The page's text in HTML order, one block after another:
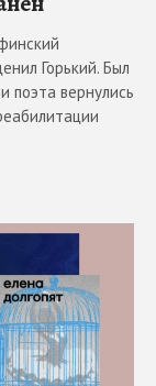
Горький. Был
поэта вернулись